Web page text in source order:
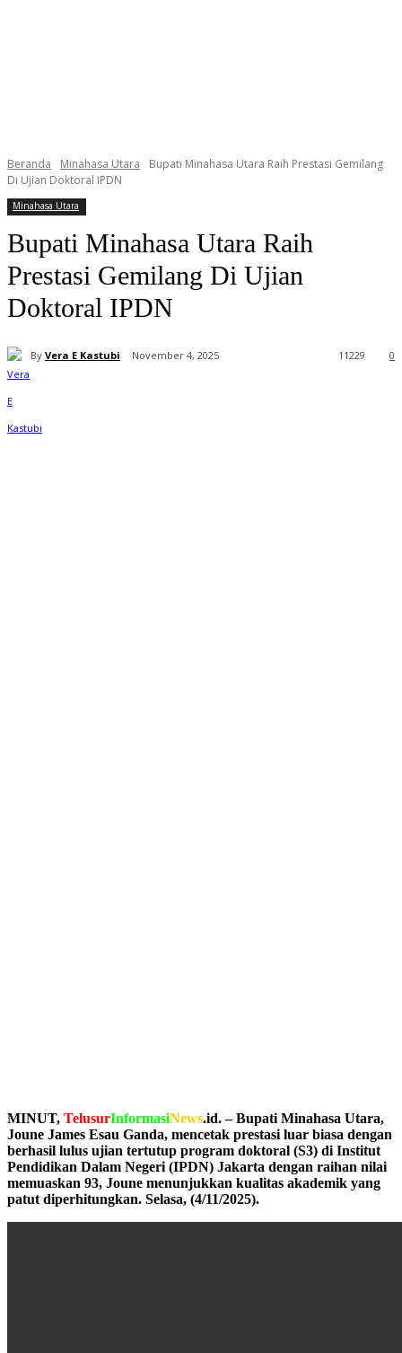
Beranda Minahasa Utara
Bupati Minahasa Utara Raih Prestasi Gemilang
Di Ujian Doktoral IPDN
Minahasa Utara
Bupati Minahasa Utara Raih
Prestasi Gemilang Di Ujian
Doktoral IPDN
By Vera E Kastubi November 4, 2025 0
11229
MINUT, TelusurInformasiNews.id. – Bupati Minahasa Utara,
Joune James Esau Ganda, mencetak prestasi luar biasa dengan
berhasil lulus ujian tertutup program doktoral (S3) di Institut
Pendidikan Dalam Negeri (IPDN) Jakarta dengan raihan nilai
memuaskan 93, Joune menunjukkan kualitas akademik yang
patut diperhitungkan. Selasa, (4/11/2025).